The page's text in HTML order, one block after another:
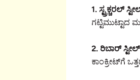
1. ಸ್ಟ್ರಕ್ಚರಲ್
ಗಟ್ಟಿಮುಟ್ಟಾದ
2. ರಿಬಾರ್
ಕಾಂಕ್ರೀಟ್‌ಗೆ